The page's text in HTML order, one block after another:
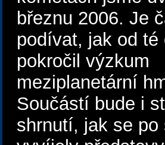
březnu 2006. Je
podívat, jak od té
pokročil výzkum
meziplanetární
Součástí bude i
shrnutí, jak se po